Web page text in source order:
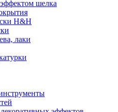
шелка
H&H
лаки